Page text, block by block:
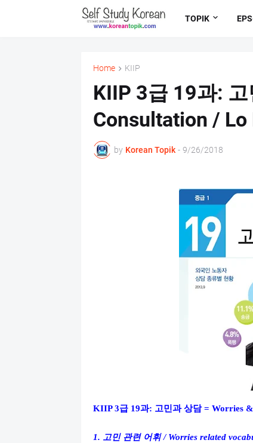
TOPIK
Home KIIP
KIIP 3급 19과:
Consultation / Lo
by Korean Topik - 9/26/2018
KIIP 3급 19과: 고민과 상담= Worries
1. 고민 관련 어휘 / Worries related